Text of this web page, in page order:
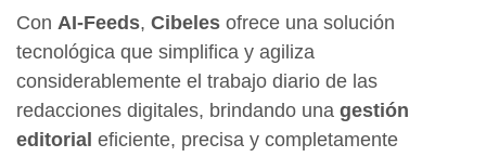
Con AI-Feeds, Cibeles ofrece una solución
tecnológica que simplifica y agiliza
considerablemente el trabajo diario de las
redacciones digitales, brindando una gestión
editorial eficiente, precisa y completamente